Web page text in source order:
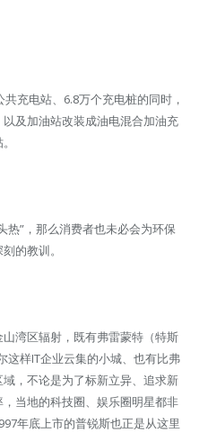
充电站、6.8万个充电桩的同时，
及加油站改装成油电混合加油充
热”，那么消费者也未必会为环保
的教训。
湾区辐射，既有弗雷蒙特（特斯
样IT企业云集的小城、也有比弗
，不论是为了标新立异、追求新
当地的科技圈、娱乐圈明星都非
年底上市的普锐斯也正是从这里